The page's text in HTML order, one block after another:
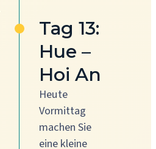
Tag 13:
Hue –
Hoi An
Heute
Vormittag
machen Sie
eine kleine